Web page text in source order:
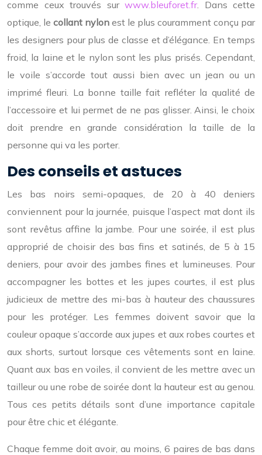
comme ceux trouvés sur www.bleuforet.fr. Dans cette
optique, le collant nylon est le plus couramment conçu par
les designers pour plus de classe et d’élégance. En temps
froid, la laine et le nylon sont les plus prisés. Cependant,
le voile s’accorde tout aussi bien avec un jean ou un
imprimé fleuri. La bonne taille fait refléter la qualité de
l’accessoire et lui permet de ne pas glisser. Ainsi, le choix
doit prendre en grande considération la taille de la
personne qui va les porter.
Des conseils et astuces
Les bas noirs semi-opaques, de 20 à 40 deniers
conviennent pour la journée, puisque l’aspect mat dont ils
sont revêtus affine la jambe. Pour une soirée, il est plus
approprié de choisir des bas fins et satinés, de 5 à 15
deniers, pour avoir des jambes fines et lumineuses. Pour
accompagner les bottes et les jupes courtes, il est plus
judicieux de mettre des mi-bas à hauteur des chaussures
pour les protéger. Les femmes doivent savoir que la
couleur opaque s’accorde aux jupes et aux robes courtes et
aux shorts, surtout lorsque ces vêtements sont en laine.
Quant aux bas en voiles, il convient de les mettre avec un
tailleur ou une robe de soirée dont la hauteur est au genou.
Tous ces petits détails sont d’une importance capitale
pour être chic et élégante.
Chaque femme doit avoir, au moins, 6 paires de bas dans